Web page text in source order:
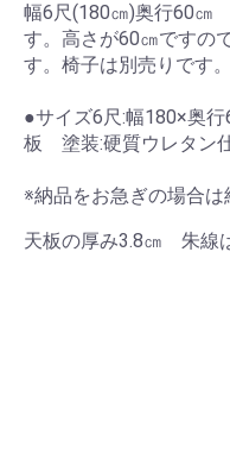
お買い物を続
幅6尺(180㎝)奥行60㎝
す。高さが60㎝ですの
す。椅子は別売りです。
●サイズ6尺:幅180×奥
板 塗装:硬質ウレタ
※納品をお急ぎの場合は
天板の厚み3.8㎝ 朱線